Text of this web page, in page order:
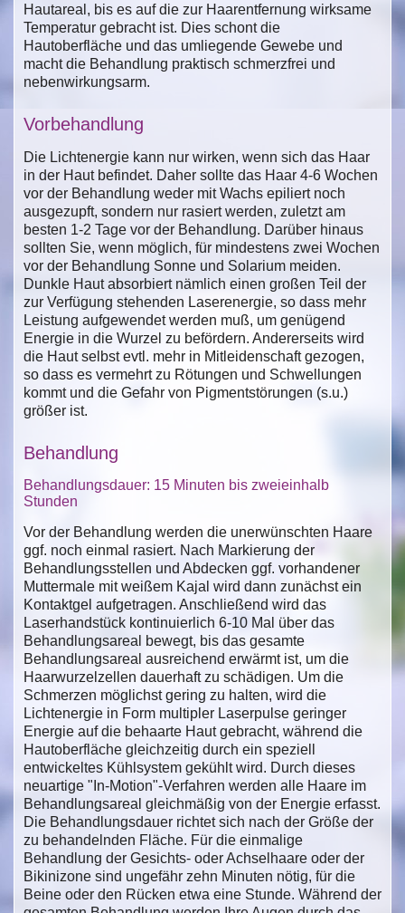
Hautareal, bis es auf die zur Haarentfernung wirksame
Temperatur gebracht ist. Dies schont die
Hautoberfläche und das umliegende Gewebe und
macht die Behandlung praktisch schmerzfrei und
nebenwirkungsarm.
Vorbehandlung
Die Lichtenergie kann nur wirken, wenn sich das Haar
in der Haut befindet. Daher sollte das Haar 4-6 Wochen
vor der Behandlung weder mit Wachs epiliert noch
ausgezupft, sondern nur rasiert werden, zuletzt am
besten 1-2 Tage vor der Behandlung. Darüber hinaus
sollten Sie, wenn möglich, für mindestens zwei Wochen
vor der Behandlung Sonne und Solarium meiden.
Dunkle Haut absorbiert nämlich einen großen Teil der
zur Verfügung stehenden Laserenergie, so dass mehr
Leistung aufgewendet werden muß, um genügend
Energie in die Wurzel zu befördern. Andererseits wird
die Haut selbst evtl. mehr in Mitleidenschaft gezogen,
so dass es vermehrt zu Rötungen und Schwellungen
kommt und die Gefahr von Pigmentstörungen (s.u.)
größer ist.
Behandlung
Behandlungsdauer: 15 Minuten bis zweieinhalb
Stunden
Vor der Behandlung werden die unerwünschten Haare
ggf. noch einmal rasiert. Nach Markierung der
Behandlungsstellen und Abdecken ggf. vorhandener
Muttermale mit weißem Kajal wird dann zunächst ein
Kontaktgel aufgetragen. Anschließend wird das
Laserhandstück kontinuierlich 6-10 Mal über das
Behandlungsareal bewegt, bis das gesamte
Behandlungsareal ausreichend erwärmt ist, um die
Haarwurzelzellen dauerhaft zu schädigen. Um die
Schmerzen möglichst gering zu halten, wird die
Lichtenergie in Form multipler Laserpulse geringer
Energie auf die behaarte Haut gebracht, während die
Hautoberfläche gleichzeitig durch ein speziell
entwickeltes Kühlsystem gekühlt wird. Durch dieses
neuartige "In-Motion"-Verfahren werden alle Haare im
Behandlungsareal gleichmäßig von der Energie erfasst.
Die Behandlungsdauer richtet sich nach der Größe der
zu behandelnden Fläche. Für die einmalige
Behandlung der Gesichts- oder Achselhaare oder der
Bikinizone sind ungefähr zehn Minuten nötig, für die
Beine oder den Rücken etwa eine Stunde. Während der